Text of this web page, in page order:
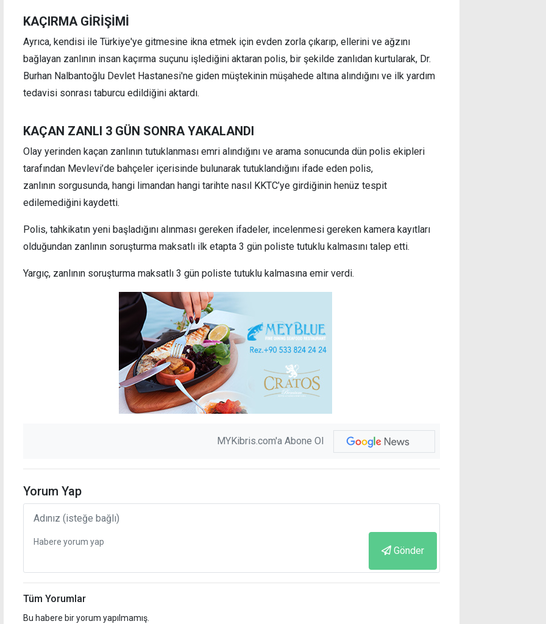
KAÇIRMA GİRİŞİMİ
Ayrıca, kendisi ile Türkiye'ye gitmesine ikna etmek için evden zorla çıkarıp, ellerini ve ağzını
bağlayan zanlının insan kaçırma suçunu işlediğini aktaran polis, bir şekilde zanlıdan kurtularak, Dr.
Burhan Nalbantoğlu Devlet Hastanesi'ne giden müştekinin müşahede altına alındığını ve ilk yardım
tedavisi sonrası taburcu edildiğini aktardı.
KAÇAN ZANLI 3 GÜN SONRA YAKALANDI
Olay yerinden kaçan zanlının tutuklanması emri alındığını ve arama sonucunda dün polis ekipleri
tarafından Mevlevi’de bahçeler içerisinde bulunarak tutuklandığını ifade eden polis,
zanlının sorgusunda, hangi limandan hangi tarihte nasıl KKTC’ye girdiğinin henüz tespit
edilemediğini kaydetti.
Polis, tahkikatın yeni başladığını alınması gereken ifadeler, incelenmesi gereken kamera kayıtları
olduğundan zanlının soruşturma maksatlı ilk etapta 3 gün poliste tutuklu kalmasını talep etti.
Yargıç, zanlının soruşturma maksatlı 3 gün poliste tutuklu kalmasına emir verdi.
MYKibris.com'a Abone Ol
Yorum Yap
Gönder
Tüm Yorumlar
Bu habere bir yorum yapılmamış.